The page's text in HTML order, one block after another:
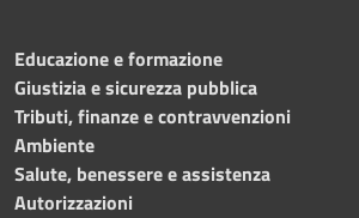
Educazione e formazione
Giustizia e sicurezza pubblica
Tributi, finanze e contravvenzioni
Ambiente
Salute, benessere e assistenza
Autorizzazioni